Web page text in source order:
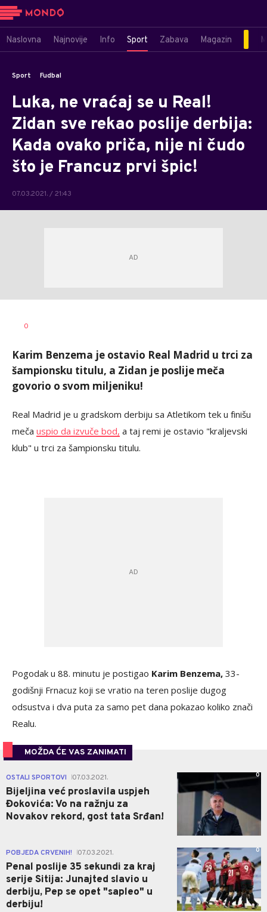
Naslovna Najnovije Info Sport Zabava Magazin
Sport Fudbal
Luka, ne vraćaj se u Real!
Zidan sve rekao poslije derbija:
Kada ovako priča, nije ni čudo
što je Francuz prvi špic!
07.03.2021. / 21:43
AUTOR
0
Karim Benzema je ostavio Real Madrid u trci za
šampionsku titulu, a Zidan je poslije meča
govorio o svom miljeniku!
Real Madrid je u gradskom derbiju sa Atletikom tek u finišu
meča uspio da izvuče bod, a taj remi je ostavio "kraljevski
klub" u trci za šampionsku titulu.
Pogodak u 88. minutu je postigao Karim Benzema, 33-
godišnji Frnacuz koji se vratio na teren poslije dugog
odsustva i dva puta za samo pet dana pokazao koliko znači
Realu.
MOŽDA ĆE VAS ZANIMATI
OSTALI SPORTOVI 07.03.2021.
Bijeljina već proslavila uspjeh
Đokovića: Vo na ražnju za
Novakov rekord, gost tata Srđan!
0
POBJEDA CRVENIH! 07.03.2021.
Penal poslije 35 sekundi za kraj
serije Sitija: Junajted slavio u
derbiju, Pep se opet "sapleo" u
derbiju!
0